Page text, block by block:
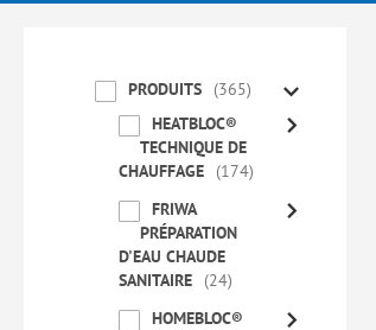
PRODUITS
365
HEATBLOC®
TECHNIQUE DE
CHAUFFAGE
174
FRIWA
PRÉPARATION
D'EAU CHAUDE
SANITAIRE
24
HOMEBLOC®